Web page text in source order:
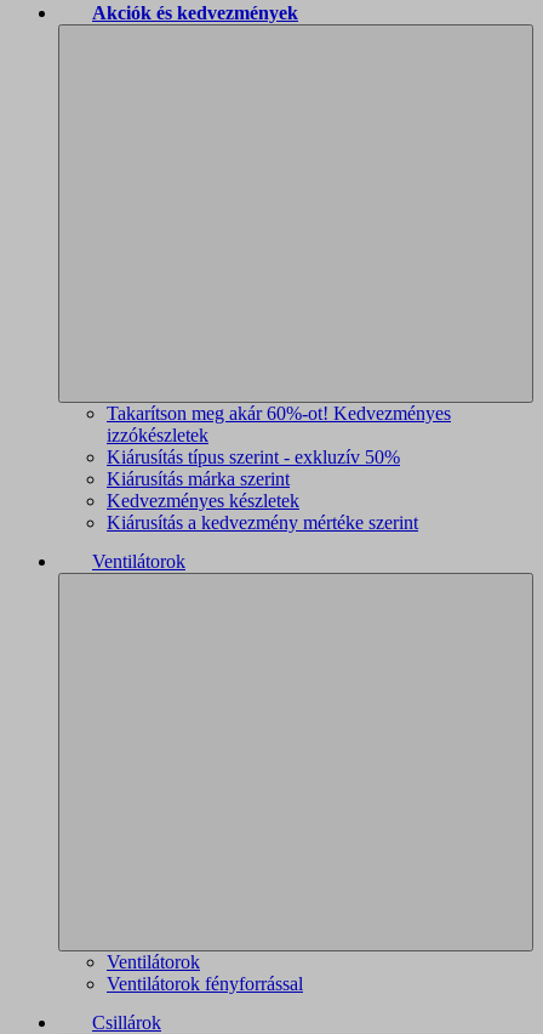
Akciók és kedvezmények
Takarítson meg akár 60%-ot! Kedvezményes
izzókészletek
Kiárusítás típus szerint - exkluzív 50%
Kiárusítás márka szerint
Kedvezményes készletek
Kiárusítás a kedvezmény mértéke szerint
Ventilátorok
Ventilátorok
Ventilátorok fényforrással
Csillárok